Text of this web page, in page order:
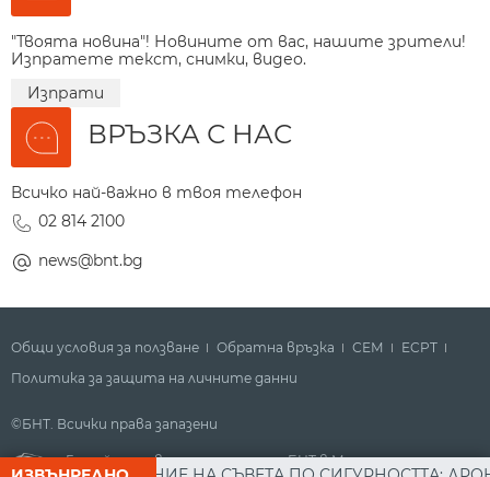
"Твоята новина"! Новините от вас, нашите зрители!
Изпратете текст, снимки, видео.
Изпрати
ВРЪЗКА С НАС
Всичко най-важно в твоя телефон
02 814 2100
news@bnt.bg
Общи условия за ползване Обратна връзка СЕМ
ECPT
Политика за защита на личните данни
©БНТ. Всички права запазени
Гледайте новините за деня на БНТ в Метрото